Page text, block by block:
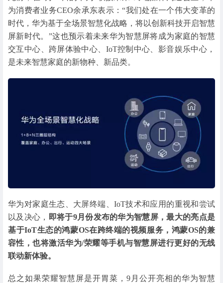
为消费者业务CEO余承东表示：“我们处在一个伟大变革的
时代，华为基于全场景智慧化战略，将以创新科技开启智慧
屏新时代。”这也预示着未来华为智慧屏将成为家庭的智慧
交互中心、跨屏体验中心、IoT控制中心、影音娱乐中心，
是未来智慧家庭的新物种、新品类。
华为对家庭生态、大屏终端、IoT技术和应用的重视和尝试
以及决心，
即将于9月份发布的华为智慧屏，最大的亮点是
基于IoT生态的鸿蒙OS在跨终端的视频服务，鸿蒙OS的兼
容性，也将激活华为/荣耀等手机与智慧屏进行更好的无线
联动新体验。
总之如果荣耀智慧屏是开胃菜，9月公开亮相的华为智慧